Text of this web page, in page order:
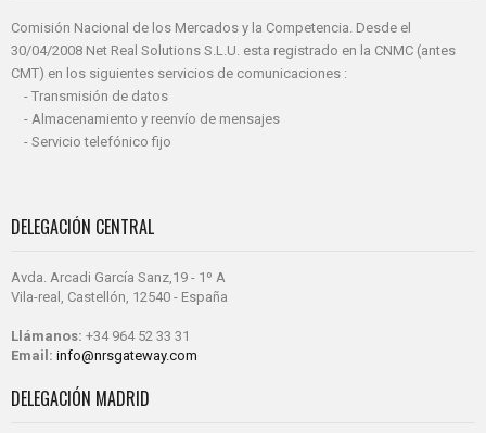
Comisión Nacional de los Mercados y la Competencia. Desde el
30/04/2008 Net Real Solutions S.L.U. esta registrado en la CNMC (antes
CMT) en los siguientes servicios de comunicaciones :
- Transmisión de datos
- Almacenamiento y reenvío de mensajes
- Servicio telefónico fijo
DELEGACIÓN CENTRAL
Avda. Arcadi García Sanz,19 - 1º A
Vila-real, Castellón, 12540 - España
Llámanos: +34 964 52 33 31
Email: info@nrsgateway.com
DELEGACIÓN MADRID